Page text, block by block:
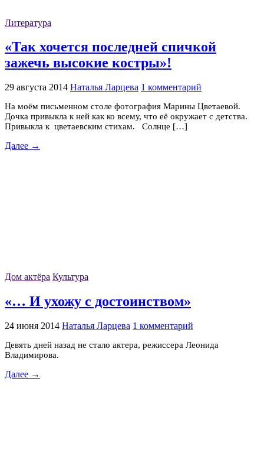
Литература
«Так хочется последней спичкой
зажечь высокие костры»!
29 августа 2014 Наталья Ларцева 1 комментарий
На моём письменном столе фотография Марины Цветаевой.
Дочка привыкла к ней как ко всему, что её окружает с детства.
Привыкла к цветаевским стихам. Солнце […]
Далее →
Дом актёра Культура
«… И ухожу с достоинством»
24 июня 2014 Наталья Ларцева 1 комментарий
Девять дней назад не стало актера, режиссера Леонида
Владимирова.
Далее →